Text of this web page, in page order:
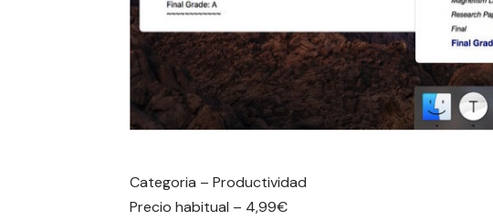
Categoria – Productividad
Precio habitual – 4,99€